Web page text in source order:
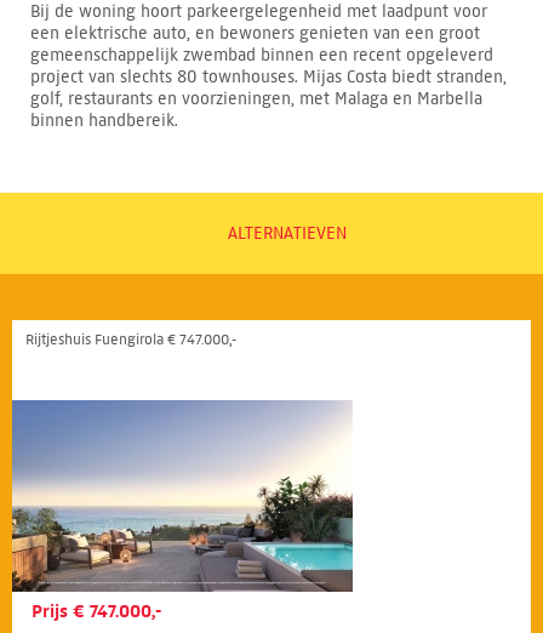
Bij de woning hoort parkeergelegenheid met laadpunt voor
een elektrische auto, en bewoners genieten van een groot
gemeenschappelijk zwembad binnen een recent opgeleverd
project van slechts 80 townhouses. Mijas Costa biedt stranden,
golf, restaurants en voorzieningen, met Malaga en Marbella
binnen handbereik.
ALTERNATIEVEN
Rijtjeshuis Fuengirola € 747.000,-
Prijs € 747.000,-